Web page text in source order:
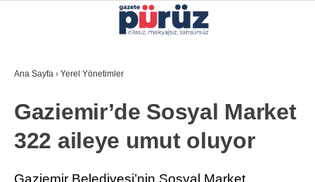
YEREL YÖNETIMLER
GÜNCEL
EKONOMI
Ana Sayfa › Yerel Yönetimler
Gaziemir’de Sosyal Market
322 aileye umut oluyor
Gaziemir Belediyesi’nin Sosyal Market